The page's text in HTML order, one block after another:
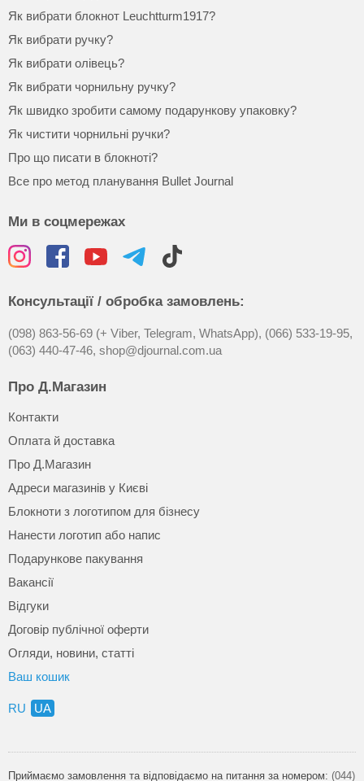
Як вибрати блокнот Leuchtturm1917?
Як вибрати ручку?
Як вибрати олівець?
Як вибрати чорнильну ручку?
Як швидко зробити самому подарункову упаковку?
Як чистити чорнильні ручки?
Про що писати в блокноті?
Все про метод планування Bullet Journal
Ми в соцмережах
Консультації / обробка замовлень:
(098) 863-56-69 (+ Viber, Telegram, WhatsApp), (066) 533-19-95,
(063) 440-47-46, shop@djournal.com.ua
Про Д.Магазин
Контакти
Оплата й доставка
Про Д.Магазин
Адреси магазинів у Києві
Блокноти з логотипом для бізнесу
Нанести логотип або напис
Подарункове пакування
Вакансії
Відгуки
Договір публічної оферти
Огляди, новини, статті
Ваш кошик
RU UA
Приймаємо замовлення та відповідаємо на питання за номером: (044)